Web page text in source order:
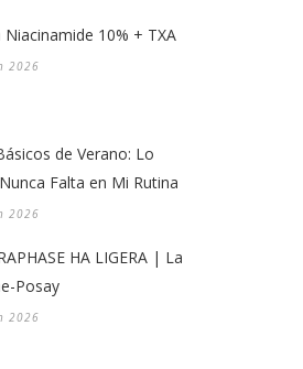
Niacinamide 10% + TXA
2026
de Verano: Lo
Falta en Mi Rutina
2026
HA LIGERA | La
Posay
2026